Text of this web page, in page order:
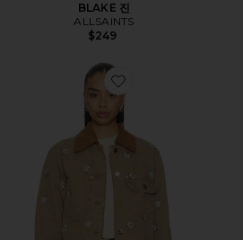
BLAKE 진
ALLSAINTS
$249
Favorite BEX DENIM 자켓